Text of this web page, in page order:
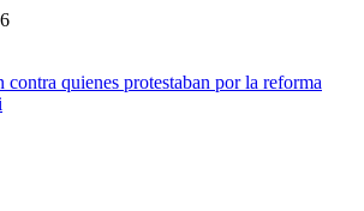
contra quienes protestaban por la reforma